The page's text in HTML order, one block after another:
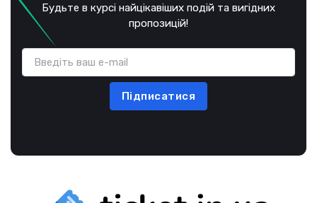
Будьте в курсі найцікавіших подій та вигідних
пропозицій!
Підписатися